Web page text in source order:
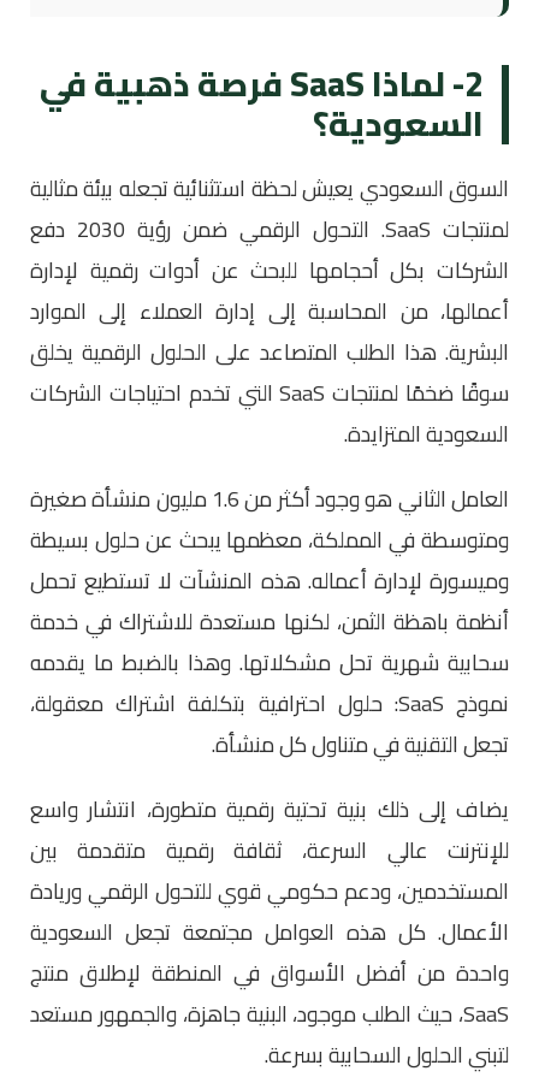
2- لماذا SaaS فرصة ذهبية في
السعودية؟
السوق السعودي يعيش لحظة استثنائية تجعله بيئة مثالية
لمنتجات SaaS. التحول الرقمي ضمن رؤية 2030 دفع
الشركات بكل أحجامها للبحث عن أدوات رقمية لإدارة
أعمالها، من المحاسبة إلى إدارة العملاء إلى الموارد
البشرية. هذا الطلب المتصاعد على الحلول الرقمية يخلق
سوقًا ضخمًا لمنتجات SaaS التي تخدم احتياجات الشركات
السعودية المتزايدة.
العامل الثاني هو وجود أكثر من 1.6 مليون منشأة صغيرة
ومتوسطة في المملكة، معظمها يبحث عن حلول بسيطة
وميسورة لإدارة أعماله. هذه المنشآت لا تستطيع تحمل
أنظمة باهظة الثمن، لكنها مستعدة للاشتراك في خدمة
سحابية شهرية تحل مشكلاتها. وهذا بالضبط ما يقدمه
نموذج SaaS: حلول احترافية بتكلفة اشتراك معقولة،
تجعل التقنية في متناول كل منشأة.
يضاف إلى ذلك بنية تحتية رقمية متطورة، انتشار واسع
للإنترنت عالي السرعة، ثقافة رقمية متقدمة بين
المستخدمين، ودعم حكومي قوي للتحول الرقمي وريادة
الأعمال. كل هذه العوامل مجتمعة تجعل السعودية
واحدة من أفضل الأسواق في المنطقة لإطلاق منتج
SaaS، حيث الطلب موجود، البنية جاهزة، والجمهور مستعد
لتبني الحلول السحابية بسرعة.